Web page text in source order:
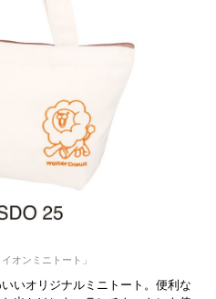
オンミニトート」
いオリジナルミニトート。便利な